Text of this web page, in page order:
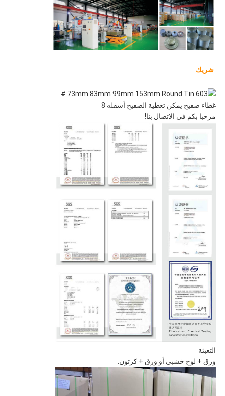
شريك
مرحبا بكم في الاتصال بنا!
التعبئة
ورق + لوح خشبي أو ورق + كرتون.